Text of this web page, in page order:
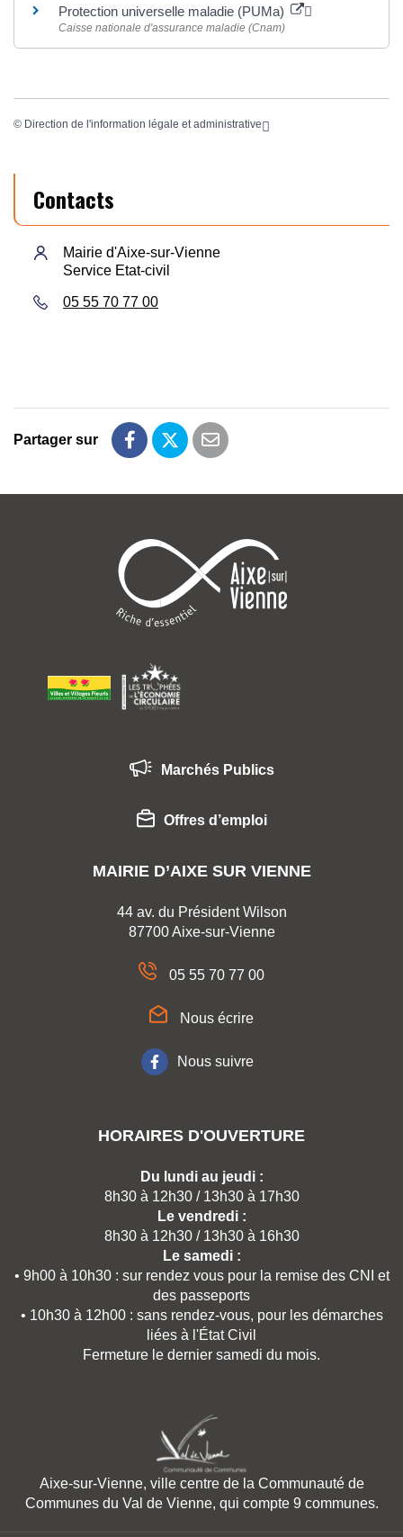
Protection universelle maladie (PUMa)
Caisse nationale d'assurance maladie (Cnam)
© Direction de l'information légale et administrative
Contacts
Mairie d'Aixe-sur-Vienne
Service Etat-civil
05 55 70 77 00
Partager sur
Partager sur Facebook
Partager sur Twitter
Partager par email
Marchés Publics
Offres d’emploi
MAIRIE D’AIXE SUR VIENNE
44 av. du Président Wilson
87700 Aixe-sur-Vienne
05 55 70 77 00
Nous écrire
Nous suivre
HORAIRES D'OUVERTURE
Du lundi au jeudi :
8h30 à 12h30 / 13h30 à 17h30
Le vendredi :
8h30 à 12h30 / 13h30 à 16h30
Le samedi :
• 9h00 à 10h30 : sur rendez vous pour la remise des CNI et
des passeports
• 10h30 à 12h00 : sans rendez-vous, pour les démarches
liées à l'État Civil
Fermeture le dernier samedi du mois.
Aixe-sur-Vienne, ville centre de la Communauté de
Communes du Val de Vienne, qui compte 9 communes.